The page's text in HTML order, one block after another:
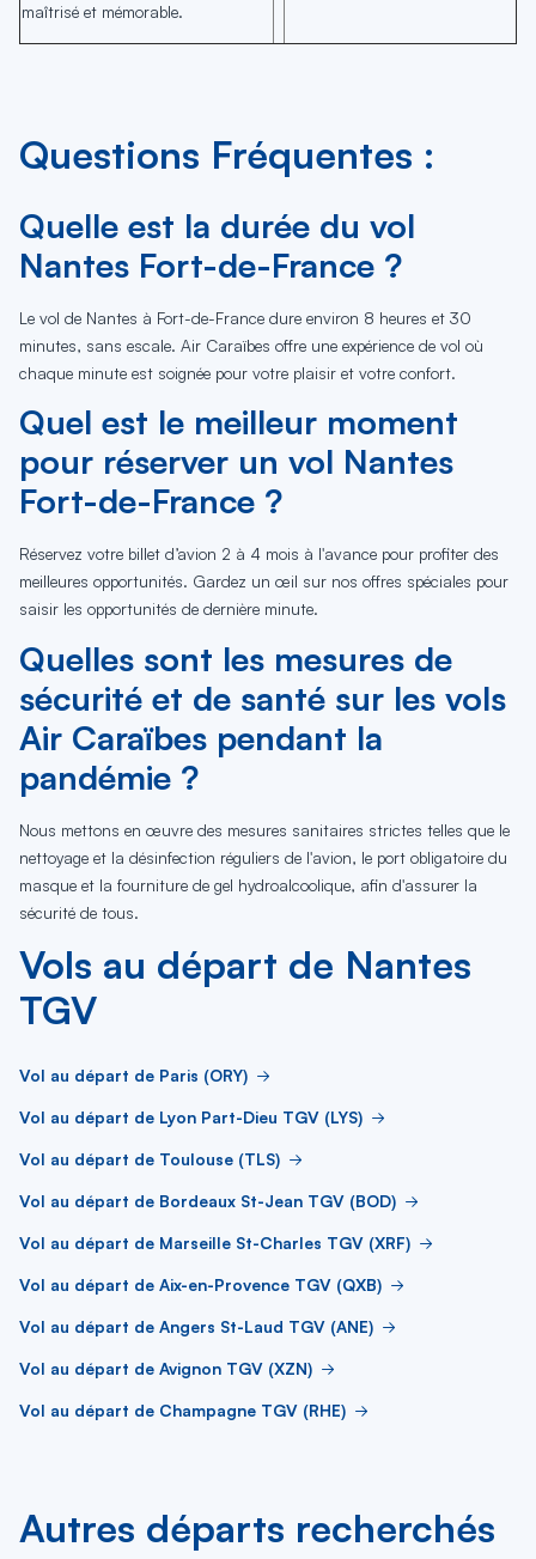
maîtrisé et mémorable.
Questions Fréquentes :
Quelle est la durée du vol
Nantes Fort-de-France ?
Le vol de Nantes à Fort-de-France dure environ 8 heures et 30
minutes, sans escale. Air Caraïbes offre une expérience de vol où
chaque minute est soignée pour votre plaisir et votre confort.
Quel est le meilleur moment
pour réserver un vol Nantes
Fort-de-France ?
Réservez votre billet d’avion 2 à 4 mois à l'avance pour profiter des
meilleures opportunités. Gardez un œil sur nos offres spéciales pour
saisir les opportunités de dernière minute.
Quelles sont les mesures de
sécurité et de santé sur les vols
Air Caraïbes pendant la
pandémie ?
Nous mettons en œuvre des mesures sanitaires strictes telles que le
nettoyage et la désinfection réguliers de l'avion, le port obligatoire du
masque et la fourniture de gel hydroalcoolique, afin d'assurer la
sécurité de tous.
Vols au départ de Nantes
TGV
Vol au départ de Paris (ORY)
Vol au départ de Lyon Part-Dieu TGV (LYS)
Vol au départ de Toulouse (TLS)
Vol au départ de Bordeaux St-Jean TGV (BOD)
Vol au départ de Marseille St-Charles TGV (XRF)
Vol au départ de Aix-en-Provence TGV (QXB)
Vol au départ de Angers St-Laud TGV (ANE)
Vol au départ de Avignon TGV (XZN)
Vol au départ de Champagne TGV (RHE)
Autres départs recherchés